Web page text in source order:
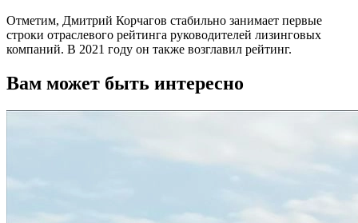
Отметим, Дмитрий Корчагов стабильно занимает первые
строки отраслевого рейтинга руководителей лизинговых
компаний. В 2021 году он также возглавил рейтинг.
Вам может быть интересно